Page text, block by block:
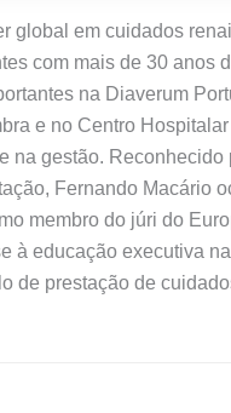
global em cuidados
com mais de 30 anos
na Diaverum
e no Centro
na gestão. Reconhecido
Fernando Macário
membro do júri do
à educação executiva
de prestação de